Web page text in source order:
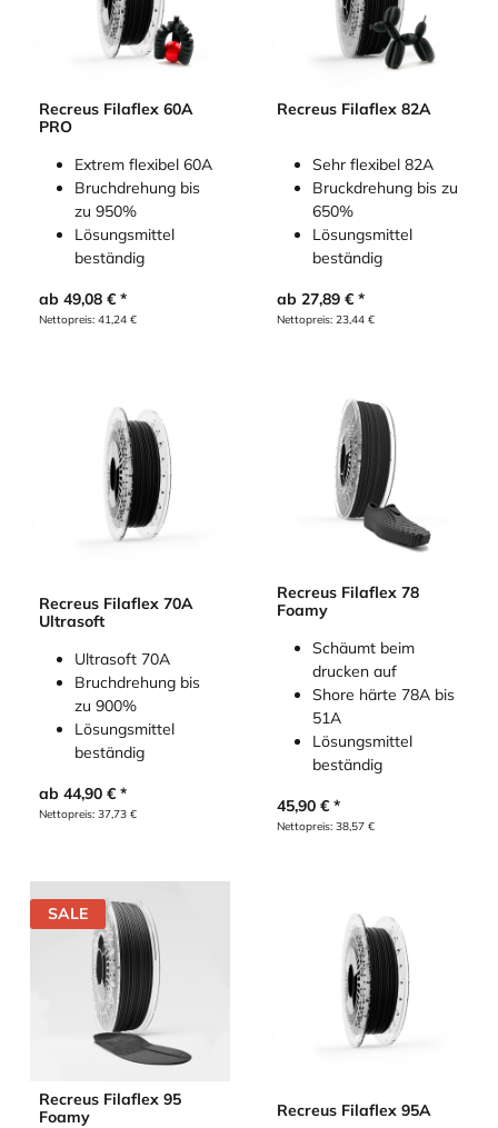
Recreus Filaflex 60A
PRO
Extrem flexibel 60A
Bruchdrehung bis
zu 950%
Lösungsmittel
beständig
ab 49,08 €
Nettopreis: 41,24 €
Recreus Filaflex 82A
Sehr flexibel 82A
Bruckdrehung bis zu
650%
Lösungsmittel
beständig
ab 27,89€
Nettopreis: 23,44€
Recreus Filaflex 70A
Ultrasoft
Ultrasoft 70A
Bruchdrehung bis
zu 900%
Lösungsmittel
beständig
ab 44,90 €
Nettopreis: 37,73 €
Recreus Filaflex 78
Foamy
Schäumt beim
drucken auf
Shore härte 78A bis
51A
Lösungsmittel
beständig
45,90€
Nettopreis: 38,57€
SALE
Recreus Filaflex 95
Foamy
Recreus Filaflex 95A